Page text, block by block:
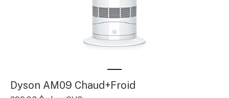
Dyson AM09 Chaud+Froid